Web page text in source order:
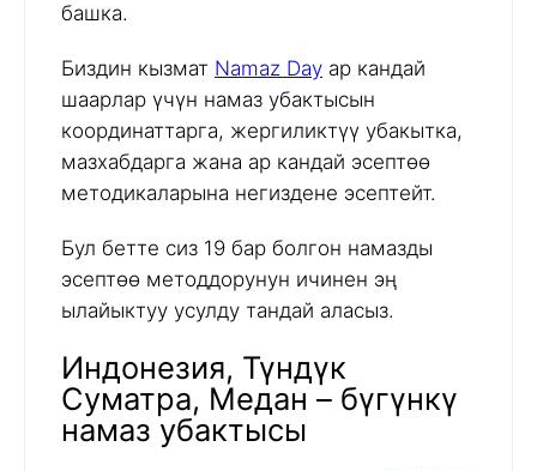
башка.
Биздин кызмат Namaz Day ар кандай
шаарлар үчүн намаз убактысын
координаттарга, жергиликтүү убакытка,
мазхабдарга жана ар кандай эсептөө
методикаларына негиздене эсептейт.
Бул бетте сиз 19 бар болгон намазды
эсептөө методдорунун ичинен эң
ылайыктуу усулду тандай аласыз.
Индонезия, Түндүк
Суматра, Медан – бүгүнкү
намаз убактысы